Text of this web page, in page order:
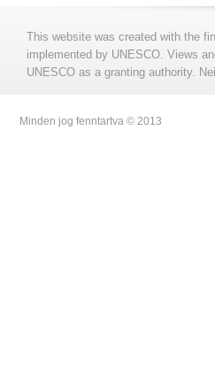
This website was created with the
implemented by UNESCO. Views
UNESCO as a granting authority.
Minden jog fenntartva © 2013